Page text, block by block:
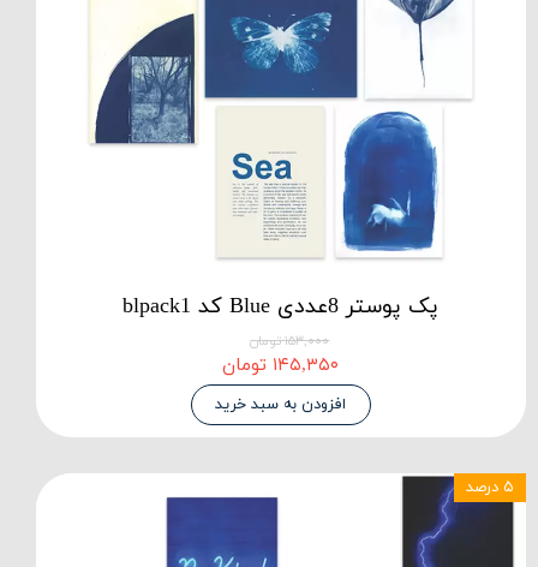
پک پوستر 8عددی Blue کد blpack1
۱۵۳,۰۰۰ تومان
۱۴۵,۳۵۰ تومان
افزودن به سبد خرید
۵ درصد